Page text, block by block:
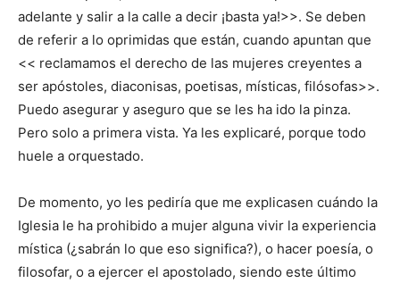
adelante y salir a la calle a decir ¡basta ya!>>. Se deben
de referir a lo oprimidas que están, cuando apuntan que
<< reclamamos el derecho de las mujeres creyentes a
ser apóstoles, diaconisas, poetisas, místicas, filósofas>>.
Puedo asegurar y aseguro que se les ha ido la pinza.
Pero solo a primera vista. Ya les explicaré, porque todo
huele a orquestado.
De momento, yo les pediría que me explicasen cuándo la
Iglesia le ha prohibido a mujer alguna vivir la experiencia
mística (¿sabrán lo que eso significa?), o hacer poesía, o
filosofar, o a ejercer el apostolado, siendo este último